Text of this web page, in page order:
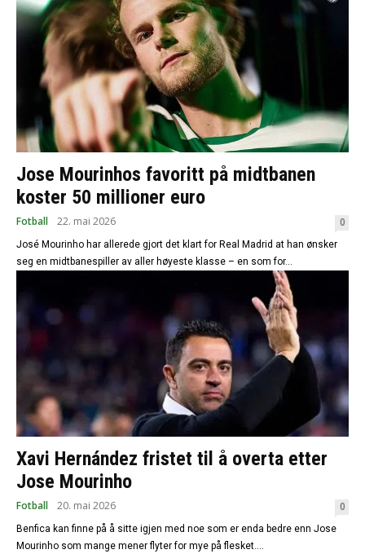
Jose Mourinhos favoritt på midtbanen
koster 50 millioner euro
Fotball 22. mai 2026 0
José Mourinho har allerede gjort det klart for Real Madrid at han ønsker
seg en midtbanespiller av aller høyeste klasse – en som for...
Xavi Hernández fristet til å overta etter
Jose Mourinho
Fotball 20. mai 2026 0
Benfica kan finne på å sitte igjen med noe som er enda bedre enn Jose
Mourinho som mange mener flyter for mye på flesket....